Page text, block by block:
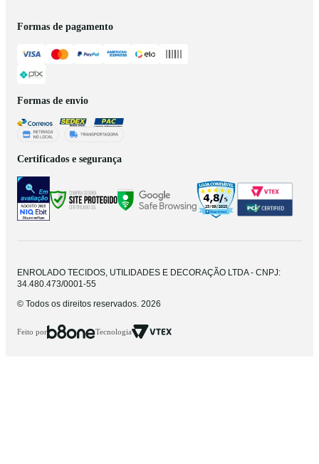
Formas de pagamento
Formas de envio
Certificados e segurança
ENROLADO TECIDOS, UTILIDADES E DECORAÇÃO LTDA - CNPJ:
34.480.473/0001-55
© Todos os direitos reservados. 2026
Feito por Tecnologia